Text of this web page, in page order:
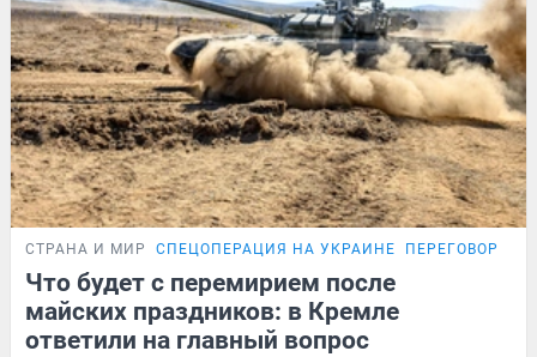
СТРАНА И МИР СПЕЦОПЕРАЦИЯ НА УКРАИНЕ ПЕРЕГОВОРЫ
Что будет с перемирием после
майских праздников: в Кремле
ответили на главный вопрос